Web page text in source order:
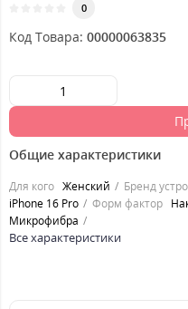
0
Код Товара: 00000063835
Общие характеристики
Для кого Женский Бренд
iPhone 16 Pro
Форм фактор
Микрофибра
Все характеристики